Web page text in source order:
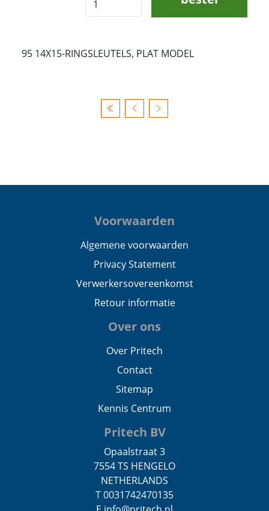
95 14X15-RINGSLEUTELS, PLAT MODEL
Voorwaarden
Algemene voorwaarden
Privacy Statement
Verwerkersovereenkomst
Retour informatie
Over ons
Over Pritech
Contact
Sitemap
Kennis Centrum
Pritech BV
Opaalstraat 3
7554 TS HENGELO
NETHERLANDS
T 0031742470135